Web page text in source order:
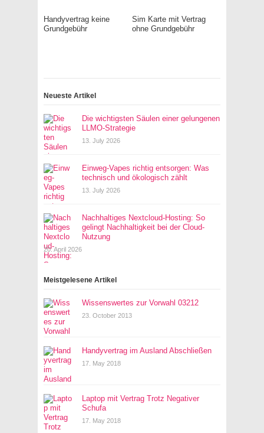
Handyvertrag keine
Grundgebühr
Sim Karte mit Vertrag
ohne Grundgebühr
Neueste Artikel
Die wichtigsten Säulen einer gelungenen
LLMO-Strategie
13. July 2026
Einweg-Vapes richtig entsorgen: Was
technisch und ökologisch zählt
13. July 2026
Nachhaltiges Nextcloud-Hosting: So
gelingt Nachhaltigkeit bei der Cloud-
Nutzung
20. April 2026
Meistgelesene Artikel
Wissenswertes zur Vorwahl 03212
23. October 2013
Handyvertrag im Ausland Abschließen
17. May 2018
Laptop mit Vertrag Trotz Negativer
Schufa
17. May 2018